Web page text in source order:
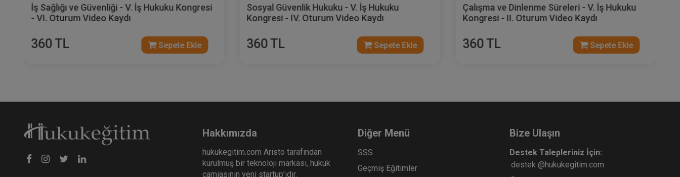
Sosyal Güvenlik Hukuku - V. İş Hukuku
Kongresi - IV. Oturum Video Kaydı
360 TL Sepete Ekle
Çalışma ve Dinlenme Süreleri - V. İş Hukuku
Kongresi - II. Oturum Video Kaydı
360 TL Sepete Ekle
İş Yargılaması Hukuku - II - V. İş Hukuku
Kongresi - IX. Oturum Video Kaydı
360 TL Sepete Ekle
Hakkımızda
hukukegitim.com Aristo tarafından
kurulmuş bir teknoloji markası, hukuk
camiasının yeni startup’ıdır.
Diğer Menü
SSS
Geçmiş Eğitimler
Bize Ulaşın
Destek Talepleriniz İçin:
destek @hukukegitim.com